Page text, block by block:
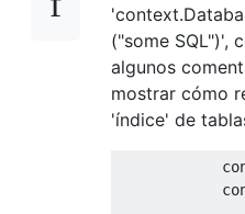
("some SQL")',
algunos
mostrar cómo
'índice' de